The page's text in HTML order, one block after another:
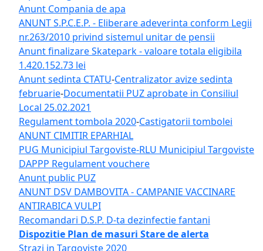
Anunt Compania de apa
ANUNT S.P.C.E.P. - Eliberare adeverinta conform Legii
nr.263/2010 privind sistemul unitar de pensii
Anunt finalizare Skatepark - valoare totala eligibila
1.420.152.73 lei
Anunt sedinta CTATU-Centralizator avize sedinta
februarie-Documentatii PUZ aprobate in Consiliul
Local 25.02.2021
Regulament tombola 2020-Castigatorii tombolei
ANUNT CIMITIR EPARHIAL
PUG Municipiul Targoviste-RLU Municipiul Targoviste
DAPPP Regulament vouchere
Anunt public PUZ
ANUNT DSV DAMBOVITA - CAMPANIE VACCINARE
ANTIRABICA VULPI
Recomandari D.S.P. D-ta dezinfectie fantani
Dispozitie Plan de masuri Stare de alerta
Strazi in Targoviste 2020